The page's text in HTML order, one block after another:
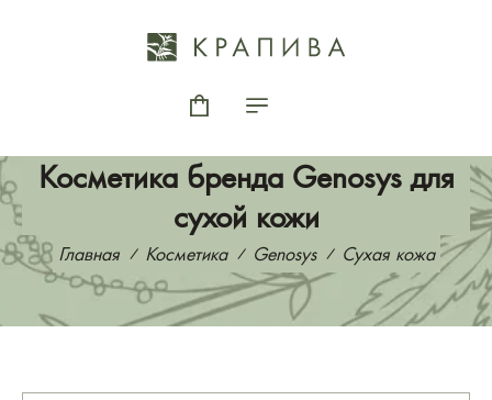
Косметика бренда Genosys для
сухой кожи
Главная Косметика Genosys Сухая кожа